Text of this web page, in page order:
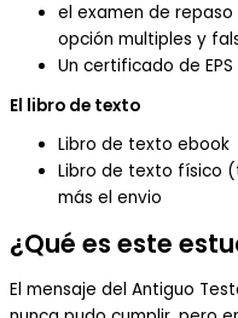
el examen de
opción multiples y
Un certificado de
El libro de texto
Libro de texto ebook
Libro de texto físico
más el envio
¿Qué es este
El mensaje del Antiguo